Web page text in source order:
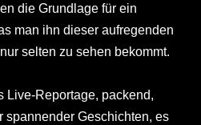
die Grundlage für ein
man ihn dieser aufregenden
selten zu sehen bekommt.
Live-Reportage, packend,
spannender Geschichten, es